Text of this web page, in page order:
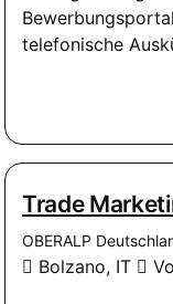
telefonische
Trade
OBERALP
Bolzano, IT